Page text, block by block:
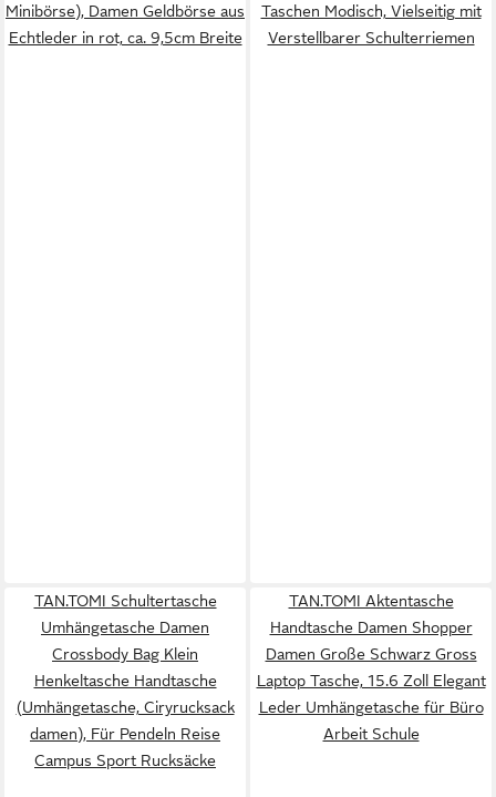
Minibörse), Damen Geldbörse aus
Echtleder in rot, ca. 9,5cm Breite
Taschen Modisch, Vielseitig mit
Verstellbarer Schulterriemen
TAN.TOMI Schultertasche
Umhängetasche Damen
Crossbody Bag Klein
Henkeltasche Handtasche
(Umhängetasche, Ciryrucksack
damen), Für Pendeln Reise
Campus Sport Rucksäcke
TAN.TOMI Aktentasche
Handtasche Damen Shopper
Damen Große Schwarz Gross
Laptop Tasche, 15.6 Zoll Elegant
Leder Umhängetasche für Büro
Arbeit Schule